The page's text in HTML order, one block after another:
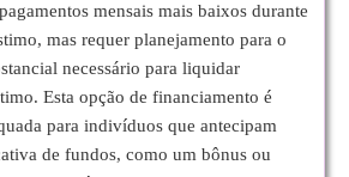
mensais mais baixos durante
mas requer planejamento para o
necessário para liquidar
Esta opção de financiamento é
para indivíduos que antecipam
de fundos, como um bônus ou